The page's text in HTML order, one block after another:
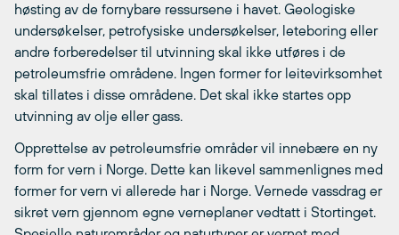
høsting av de fornybare ressursene i havet. Geologiske
undersøkelser, petrofysiske undersøkelser, leteboring eller
andre forberedelser til utvinning skal ikke utføres i de
petroleumsfrie områdene. Ingen former for leitevirksomhet
skal tillates i disse områdene. Det skal ikke startes opp
utvinning av olje eller gass.
Opprettelse av petroleumsfrie områder vil innebære en ny
form for vern i Norge. Dette kan likevel sammenlignes med
former for vern vi allerede har i Norge. Vernede vassdrag er
sikret vern gjennom egne verneplaner vedtatt i Stortinget.